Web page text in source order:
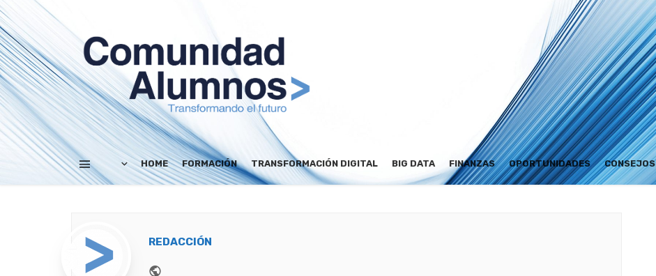
HOME FORMACIÓN TRANSFORMACIÓN DIGITAL BIG DATA FINANZAS OPORTUNIDADES CONSEJOS
REDACCIÓN